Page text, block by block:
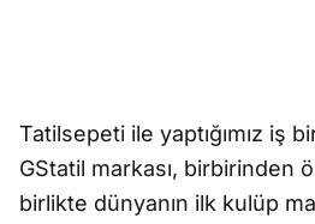
Tatilsepeti ile yaptığımız iş
GStatil markası, birbirinden
birlikte dünyanın ilk kulüp